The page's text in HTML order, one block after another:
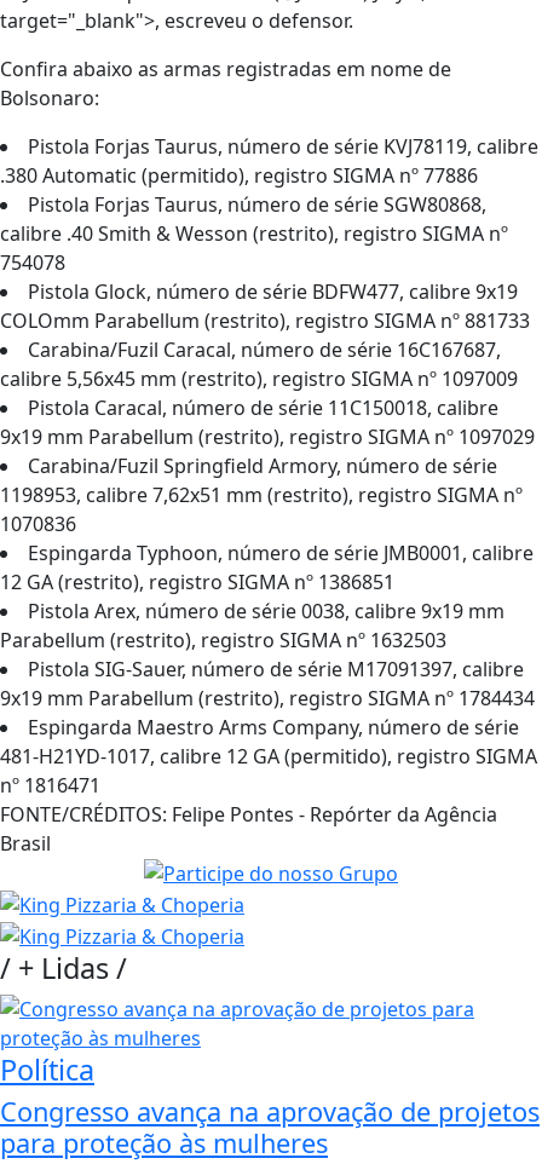
target="_blank">, escreveu o defensor.
Confira abaixo as armas registradas em nome de
Bolsonaro:
Pistola Forjas Taurus, número de série KVJ78119, calibre
.380 Automatic (permitido), registro SIGMA nº 77886
Pistola Forjas Taurus, número de série SGW80868,
calibre .40 Smith & Wesson (restrito), registro SIGMA nº
754078
Pistola Glock, número de série BDFW477, calibre 9x19
COLOmm Parabellum (restrito), registro SIGMA nº 881733
Carabina/Fuzil Caracal, número de série 16C167687,
calibre 5,56x45 mm (restrito), registro SIGMA nº 1097009
Pistola Caracal, número de série 11C150018, calibre
9x19 mm Parabellum (restrito), registro SIGMA nº 1097029
Carabina/Fuzil Springfield Armory, número de série
1198953, calibre 7,62x51 mm (restrito), registro SIGMA nº
1070836
Espingarda Typhoon, número de série JMB0001, calibre
12 GA (restrito), registro SIGMA nº 1386851
Pistola Arex, número de série 0038, calibre 9x19 mm
Parabellum (restrito), registro SIGMA nº 1632503
Pistola SIG-Sauer, número de série M17091397, calibre
9x19 mm Parabellum (restrito), registro SIGMA nº 1784434
Espingarda Maestro Arms Company, número de série
481-H21YD-1017, calibre 12 GA (permitido), registro SIGMA
nº 1816471
FONTE/CRÉDITOS: Felipe Pontes - Repórter da Agência
Brasil
/ + Lidas/
Política
Congresso avança na aprovação de projetos
para proteção às mulheres